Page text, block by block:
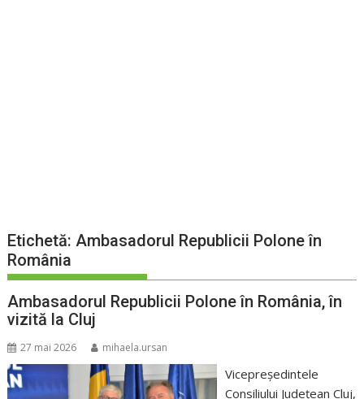
Etichetă:Ambasadorul Republicii Polone în
România
Ambasadorul Republicii Polone în România, în
vizită la Cluj
27 mai 2026 mihaela.ursan
Vicepreședintele
Consiliului Județean Cluj,